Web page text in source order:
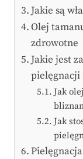
Jakie są
Olej
zdrowotne
Jakie jest
pielęgnacji
Jak
Jak